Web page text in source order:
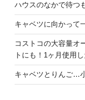
ハウスのなかで待つ
キャベツに向かって
コストコの大容量オ
トにも！1ヶ月使用
キャベツとりんご…